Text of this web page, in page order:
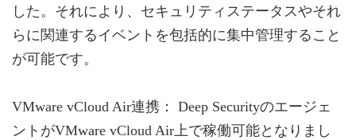
した。それにより、セキュリティステータスやそれ
らに関連するイベントを包括的に集中管理すること
が可能です。
VMware vCloud Air連携： Deep Securityのエージェ
ントがVMware vCloud Air上で稼働可能となりまし